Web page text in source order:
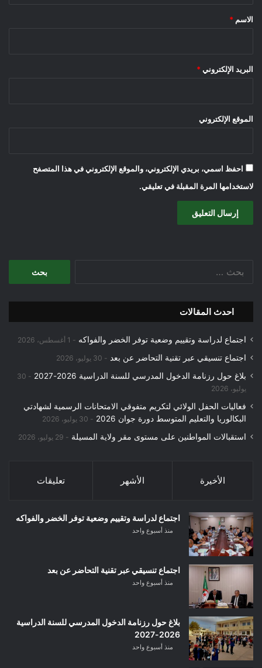
*
الاسم *
البريد الإلكتروني *
الموقع الإلكتروني
احفظ اسمي، بريدي الإلكتروني، والموقع الإلكتروني في هذا المتصفح
لاستخدامها المرة المقبلة في تعليقي.
احدث المقالات
اجتماع لدراسة وتقييم وضعية توفر الخضر والفواكه 1 أغسطس، 2026
اجتماع تنسيقي عبر تقنية التحاضر عن بعد 30 يوليو، 2026
بلاغ حول رزنامة الدخول المدرسي للسنة الدراسية 2026-2027
30
يوليو، 2026
فعاليات الحفل الولائي لتكريم متفوقي الامتحانات الرسمية لشهادتي
البكالوريا والتعليم المتوسط دورة جوان 2026
30 يوليو، 2026
استقبالات المواطنين على مستوى مقر ولاية المسيلة 29 يوليو، 2026
الأخيرة الأشهر تعليقات
اجتماع لدراسة وتقييم وضعية توفر الخضر والفواكه
منذ أسبوع واحد
اجتماع تنسيقي عبر تقنية التحاضر عن بعد
منذ أسبوع واحد
بلاغ حول رزنامة الدخول المدرسي للسنة الدراسية
2026-2027
منذ أسبوع واحد